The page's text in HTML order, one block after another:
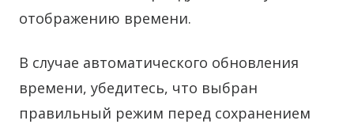
отображению времени.
В случае автоматического обновления
времени, убедитесь, что выбран
правильный режим перед сохранением